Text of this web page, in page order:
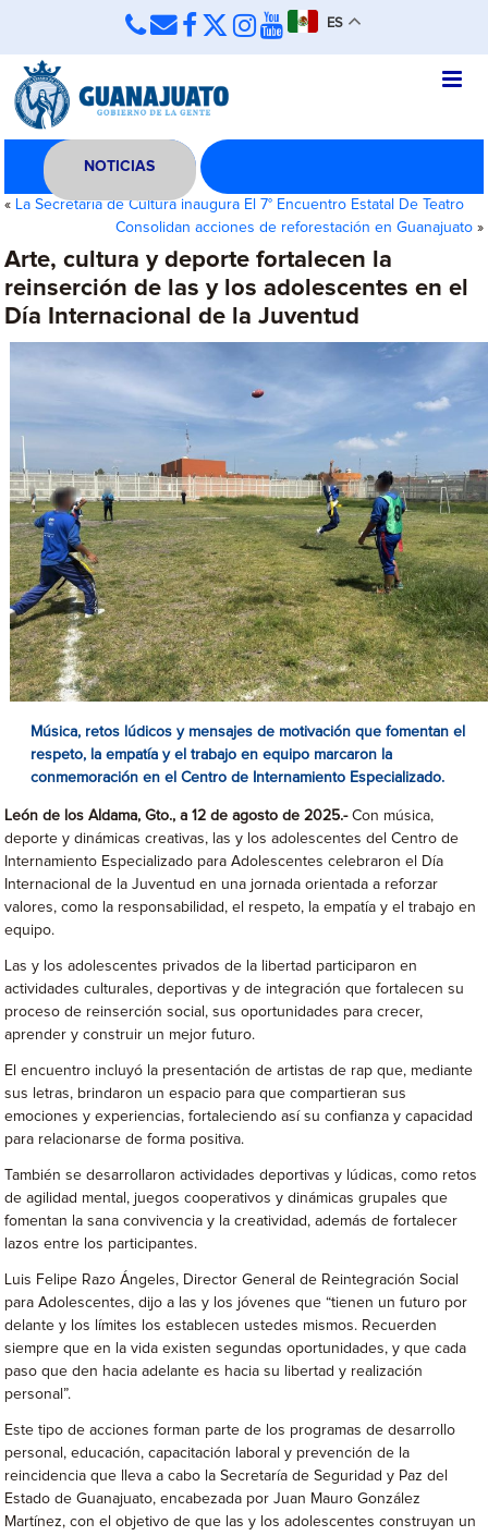
ES
NOTICIAS
« La Secretaría de Cultura inaugura El 7° Encuentro Estatal De Teatro
Consolidan acciones de reforestación en Guanajuato»
Arte, cultura y deporte fortalecen la
reinserción de las y los adolescentes en el
Día Internacional de la Juventud
Música, retos lúdicos y mensajes de motivación que fomentan el
respeto, la empatía y el trabajo en equipo marcaron la
conmemoración en el Centro de Internamiento Especializado.
León de los Aldama, Gto., a 12 de agosto de 2025.-Con música,
deporte y dinámicas creativas, las y los adolescentes del Centro de
Internamiento Especializado para Adolescentes celebraron el Día
Internacional de la Juventud en una jornada orientada a reforzar
valores, como la responsabilidad, el respeto, la empatía y el trabajo en
equipo.
Las y los adolescentes privados de la libertad participaron en
actividades culturales, deportivas y de integración que fortalecen su
proceso de reinserción social, sus oportunidades para crecer,
aprender y construir un mejor futuro.
El encuentro incluyó la presentación de artistas de rap que, mediante
sus letras, brindaron un espacio para que compartieran sus
emociones y experiencias, fortaleciendo así su confianza y capacidad
para relacionarse de forma positiva.
También se desarrollaron actividades deportivas y lúdicas, como retos
de agilidad mental, juegos cooperativos y dinámicas grupales que
fomentan la sana convivencia y la creatividad, además de fortalecer
lazos entre los participantes.
Luis Felipe Razo Ángeles, Director General de Reintegración Social
para Adolescentes, dijo a las y los jóvenes que “tienen un futuro por
delante y los límites los establecen ustedes mismos. Recuerden
siempre que en la vida existen segundas oportunidades, y que cada
paso que den hacia adelante es hacia su libertad y realización
personal”.
Este tipo de acciones forman parte de los programas de desarrollo
personal, educación, capacitación laboral y prevención de la
reincidencia que lleva a cabo la Secretaría de Seguridad y Paz del
Estado de Guanajuato, encabezada por Juan Mauro González
Martínez, con el objetivo de que las y los adolescentes construyan un